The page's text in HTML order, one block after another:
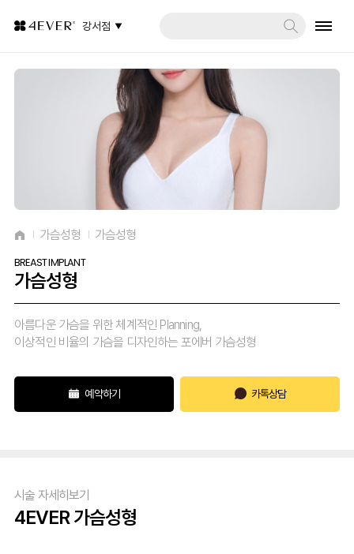
강서점
가슴성형 가슴성형
BREAST IMPLANT
가슴성형
아름다운 가슴을 위한 체계적인 Planning,
이상적인 비율의 가슴을 디자인하는 포에버 가슴성형
예약하기 카톡상담
시술 자세히보기
4EVER 가슴성형